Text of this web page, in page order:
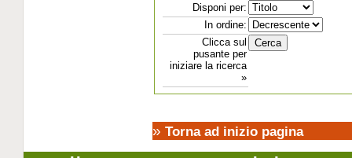
Disponi per:
In ordine:
Clicca sul
pusante per
iniziare la ricerca
»
» Torna ad inizio pagina